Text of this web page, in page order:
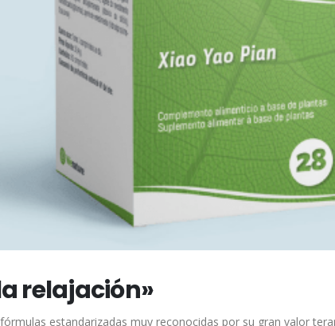
relajación»
estandarizadas muy reconocidas por su gran valor